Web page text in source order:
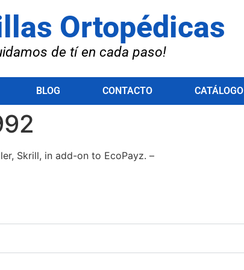
Ortopédicas
de tí en cada paso!
BLOG CONTACTO CATÁLOGO
Skrill, in add-on to EcoPayz. –